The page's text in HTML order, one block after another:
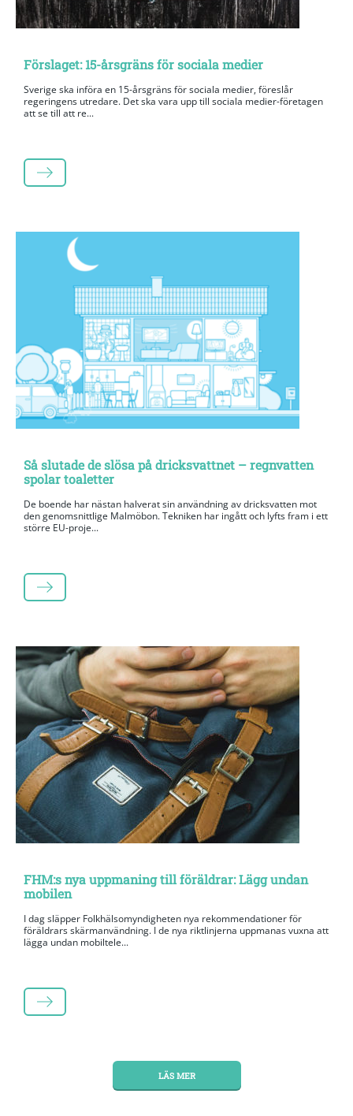
Förslaget: 15-årsgräns för sociala medier
Sverige ska införa en 15-årsgräns för sociala medier, föreslår
regeringens utredare. Det ska vara upp till sociala medier-företagen
att se till att re...
LÄS MER
Så slutade de slösa på dricksvattnet – regnvatten
spolar toaletter
De boende har nästan halverat sin användning av dricksvatten mot
den genomsnittlige Malmöbon. Tekniken har ingått och lyfts fram i ett
större EU-proje...
LÄS MER
FHM:s nya uppmaning till föräldrar: Lägg undan
mobilen
I dag släpper Folkhälsomyndigheten nya rekommendationer för
föräldrars skärmanvändning. I de nya riktlinjerna uppmanas vuxna att
lägga undan mobiltele...
LÄS MER
LÄS MER